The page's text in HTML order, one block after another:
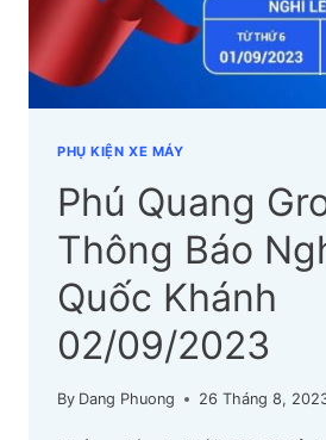
CẬP
NHẬT
PHỤ KIỆN XE MÁY
Phú Quang
Thông Báo
Quốc Khánh
02/09/2023
By Dang Phuong 26 Tháng 8,